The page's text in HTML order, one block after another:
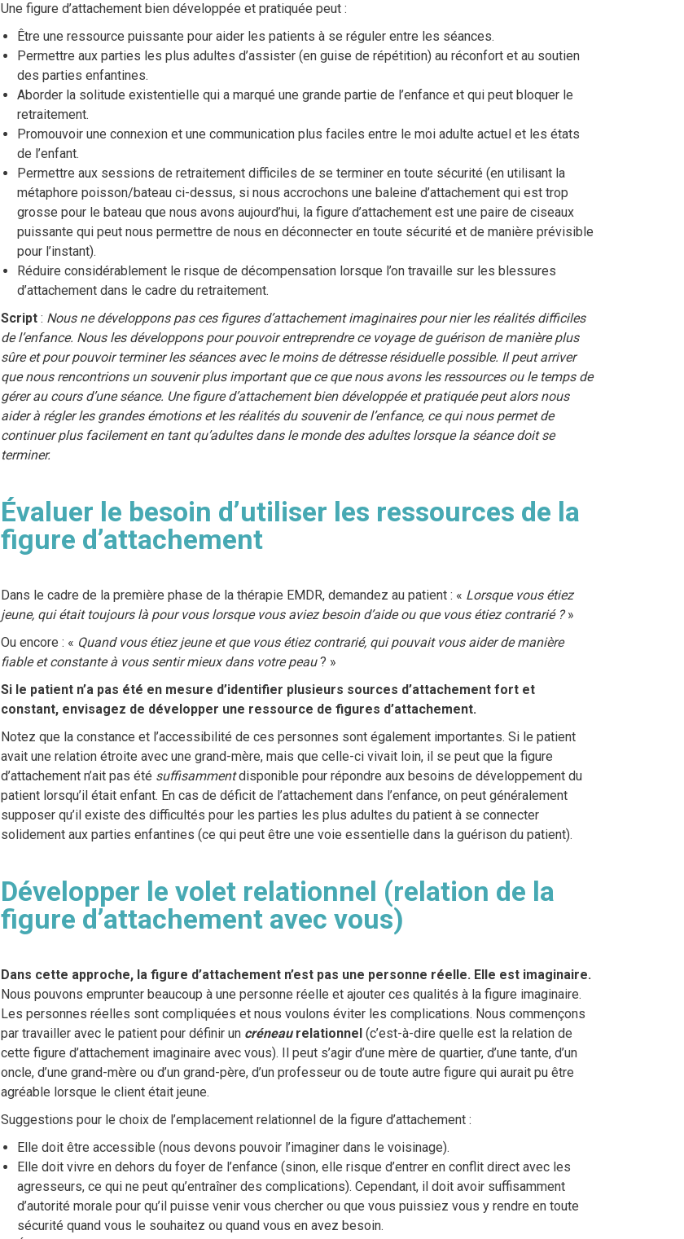
Une figure d’attachement bien développée et pratiquée peut :
Être une ressource puissante pour aider les patients à se réguler entre les séances.
Permettre aux parties les plus adultes d’assister (en guise de répétition) au réconfort et au soutien
des parties enfantines.
Aborder la solitude existentielle qui a marqué une grande partie de l’enfance et qui peut bloquer le
retraitement.
Promouvoir une connexion et une communication plus faciles entre le moi adulte actuel et les états
de l’enfant.
Permettre aux sessions de retraitement difficiles de se terminer en toute sécurité (en utilisant la
métaphore poisson/bateau ci-dessus, si nous accrochons une baleine d’attachement qui est trop
grosse pour le bateau que nous avons aujourd’hui, la figure d’attachement est une paire de ciseaux
puissante qui peut nous permettre de nous en déconnecter en toute sécurité et de manière prévisible
pour l’instant).
Réduire considérablement le risque de décompensation lorsque l’on travaille sur les blessures
d’attachement dans le cadre du retraitement.
Script: Nous ne développons pas ces figures d’attachement imaginaires pour nier les réalités difficiles
de l’enfance. Nous les développons pour pouvoir entreprendre ce voyage de guérison de manière plus
sûre et pour pouvoir terminer les séances avec le moins de détresse résiduelle possible. Il peut arriver
que nous rencontrions un souvenir plus important que ce que nous avons les ressources ou le temps de
gérer au cours d’une séance. Une figure d’attachement bien développée et pratiquée peut alors nous
aider à régler les grandes émotions et les réalités du souvenir de l’enfance, ce qui nous permet de
continuer plus facilement en tant qu’adultes dans le monde des adultes lorsque la séance doit se
terminer.
Évaluer le besoin d’utiliser les ressources de la
figure d’attachement
Dans le cadre de la première phase de la thérapie EMDR, demandez au patient : « Lorsque vous étiez
jeune, qui était toujours là pour vous lorsque vous aviez besoin d’aide ou que vous étiez contrarié ?»
Ou encore : « Quand vous étiez jeune et que vous étiez contrarié, qui pouvait vous aider de manière
fiable et constante à vous sentir mieux dans votre peau? »
Si le patient n’a pas été en mesure d’identifier plusieurs sources d’attachement fort et
constant, envisagez de développer une ressource de figures d’attachement.
Notez que la constance et l’accessibilité de ces personnes sont également importantes. Si le patient
avait une relation étroite avec une grand-mère, mais que celle-ci vivait loin, il se peut que la figure
d’attachement n’ait pas été suffisammentdisponible pour répondre aux besoins de développement du
patient lorsqu’il était enfant. En cas de déficit de l’attachement dans l’enfance, on peut généralement
supposer qu’il existe des difficultés pour les parties les plus adultes du patient à se connecter
solidement aux parties enfantines (ce qui peut être une voie essentielle dans la guérison du patient).
Développer le volet relationnel (relation de la
figure d’attachement avec vous)
Dans cette approche, la figure d’attachement n’est pas une personne réelle. Elle est imaginaire.
Nous pouvons emprunter beaucoup à une personne réelle et ajouter ces qualités à la figure imaginaire.
Les personnes réelles sont compliquées et nous voulons éviter les complications. Nous commençons
par travailler avec le patient pour définir un créneaurelationnel (c’est-à-dire quelle est la relation de
cette figure d’attachement imaginaire avec vous). Il peut s’agir d’une mère de quartier, d’une tante, d’un
oncle, d’une grand-mère ou d’un grand-père, d’un professeur ou de toute autre figure qui aurait pu être
agréable lorsque le client était jeune.
Suggestions pour le choix de l’emplacement relationnel de la figure d’attachement :
Elle doit être accessible (nous devons pouvoir l’imaginer dans le voisinage).
Elle doit vivre en dehors du foyer de l’enfance (sinon, elle risque d’entrer en conflit direct avec les
agresseurs, ce qui ne peut qu’entraîner des complications). Cependant, il doit avoir suffisamment
d’autorité morale pour qu’il puisse venir vous chercher ou que vous puissiez vous y rendre en toute
sécurité quand vous le souhaitez ou quand vous en avez besoin.